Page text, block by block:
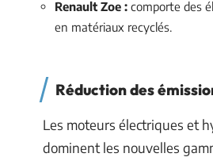
Renault Zoe : comporte des
en matériaux recyclés.
Réduction des
Les moteurs électriques et
dominent les nouvelles